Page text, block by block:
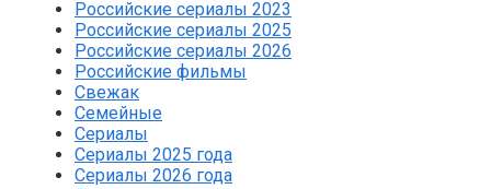
Российские сериалы 2023
Российские сериалы 2025
Российские сериалы 2026
Российские фильмы
Свежак
Семейные
Сериалы
Сериалы 2025 года
Сериалы 2026 года